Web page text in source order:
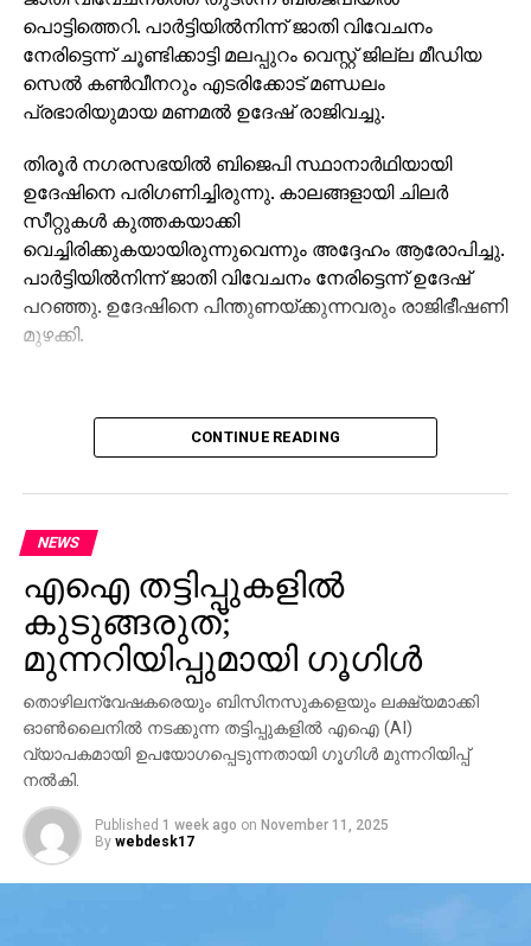
പ്രകടിപ്പിക്കുന്നത് പിരിയുന്ന വേദന… പക്ഷേ
രാജ്യാന്തര നിലവാരത്തിലേക്കുയരുന്ന പുത്തന്‍
സ്‌റ്റേഡിയത്തില്‍ ഇനിയുമുണ്ടാവും ഗംഭീര
മല്‍സരങ്ങള്‍, ഇനിയുമെത്തും കാണികള്‍-അതിനാല്‍
വിട പറയുന്നില്ല, താമസിയാതെ വീണ്ടും കാണാം….
RELATED TOPICS:
UP NEXT
ചാമ്പ്യന്‍സ് ലീഗില്‍ ബാര്‍സലോണക്ക് പുതിയ
റെക്കോര്‍ഡ്
DON'T MISS
തമിഴകത്തിന്റെ നെഞ്ചിലൂടെ വിലാപയാത്ര
പൊട്ടിത്തെറി. പാര്‍ട്ടിയില്‍നിന്ന് ജാതി വിവേചനം
നേരിട്ടെന്ന് ചൂണ്ടിക്കാട്ടി മലപ്പുറം വെസ്റ്റ് ജില്ല മീഡിയ
സെല്‍ കണ്‍വീനറും എടരിക്കോട് മണ്ഡലം
പ്രഭാരിയുമായ മണമല്‍ ഉദേഷ് രാജിവച്ചു.
തിരൂര്‍ നഗരസഭയില്‍ ബിജെപി സ്ഥാനാര്‍ഥിയായി
ഉദേഷിനെ പരിഗണിച്ചിരുന്നു. കാലങ്ങളായി ചിലര്‍
സീറ്റുകള്‍ കുത്തകയാക്കി
വെച്ചിരിക്കുകയായിരുന്നുവെന്നും അദ്ദേഹം ആരോപിച്ചു.
പാര്‍ട്ടിയില്‍നിന്ന് ജാതി വിവേചനം നേരിട്ടെന്ന് ഉദേഷ്
പറഞ്ഞു. ഉദേഷിനെ പിന്തുണയ്ക്കുന്നവരും രാജിഭീഷണി
മുഴക്കി.
CONTINUE READING
NEWS
എഐ തട്ടിപ്പുകളില്‍
കുടുങ്ങരുത്;
മുന്നറിയിപ്പുമായി ഗൂഗിള്‍
തൊഴിലന്വേഷകരെയും ബിസിനസുകളെയും ലക്ഷ്യമാക്കി
ഓണ്‍ലൈനില്‍ നടക്കുന്ന തട്ടിപ്പുകളില്‍ എഐ (AI)
വ്യാപകമായി ഉപയോഗപ്പെടുന്നതായി ഗൂഗിള്‍ മുന്നറിയിപ്പ്
നല്‍കി.
Published 1 week ago on November 11, 2025
By webdesk17